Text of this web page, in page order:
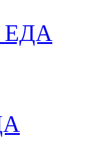
ЕДА